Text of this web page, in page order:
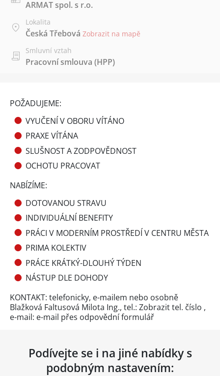
ARMAT spol. s r.o.
Lokalita
Česká Třebová Zobrazit na mapě
Smluvní vztah
Pracovní smlouva (HPP)
POŽADUJEME:
VYUČENÍ V OBORU VÍTÁNO
PRAXE VÍTÁNA
SLUŠNOST A ZODPOVĚDNOST
OCHOTU PRACOVAT
NABÍZÍME:
DOTOVANOU STRAVU
INDIVIDUÁLNÍ BENEFITY
PRÁCI V MODERNÍM PROSTŘEDÍ V CENTRU MĚSTA
PRIMA KOLEKTIV
PRÁCE KRÁTKÝ-DLOUHÝ TÝDEN
NÁSTUP DLE DOHODY
KONTAKT: telefonicky, e-mailem nebo osobně
Blažková Faltusová Milota Ing., tel.: Zobrazit tel. číslo ,
e-mail: e-mail přes odpovědní formulář
Podívejte se i na jiné nabídky s
podobným nastavením: